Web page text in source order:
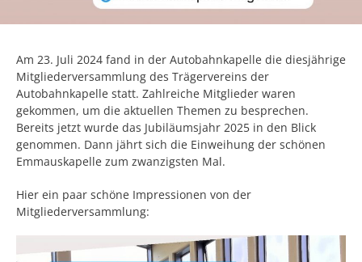
Am 23. Juli 2024 fand in der Autobahnkapelle die diesjährige
Mitgliederversammlung des Trägervereins der
Autobahnkapelle statt. Zahlreiche Mitglieder waren
gekommen, um die aktuellen Themen zu besprechen.
Bereits jetzt wurde das Jubiläumsjahr 2025 in den Blick
genommen. Dann jährt sich die Einweihung der schönen
Emmauskapelle zum zwanzigsten Mal.
Hier ein paar schöne Impressionen von der
Mitgliederversammlung: